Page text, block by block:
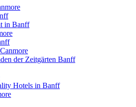
in Banff
der Zeitgärten Banff
Hotels in Banff